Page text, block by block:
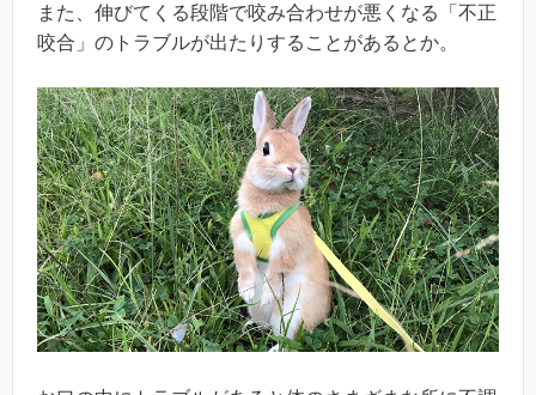
また、伸びてくる段階で咬み合わせが悪くなる「不正
咬合」のトラブルが出たりすることがあるとか。